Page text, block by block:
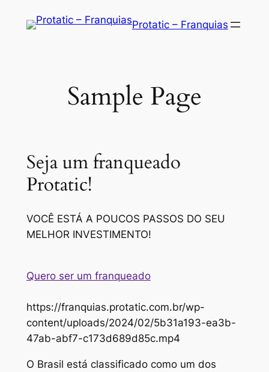
Protatic – Franquias
Sample Page
Seja um franqueado
Protatic!
VOCÊ ESTÁ A POUCOS PASSOS DO SEU
MELHOR INVESTIMENTO!
Quero ser um franqueado
https://franquias.protatic.com.br/wp-
content/uploads/2024/02/5b31a193-ea3b-
47ab-abf7-c173d689d85c.mp4
O Brasil está classificado como um dos